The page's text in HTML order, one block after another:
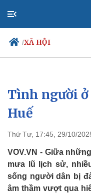
/XÃ HỘI
Chính trị
Đảng
Tổ chức nhân sự
Nhận diện sự thật
Tình người
Huế
Thứ Tư, 17:45, 29/10/
VOV.VN - Giữa
mưa lũ lịch sử,
sống người dân bị
âm thầm vượt qua